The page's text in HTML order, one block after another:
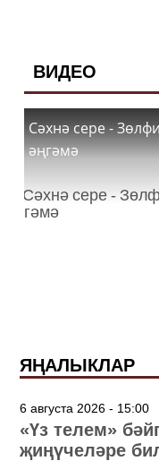
ВИДЕО
Сәхнә сере -
әңгәмә
ЯҢАЛЫКЛАР
6 августа 2026 - 15:00
«Үз телем»
җиңүчеләре